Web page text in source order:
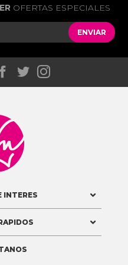
OFERTAS ESPECIALES
ENVIAR
  
INTERES